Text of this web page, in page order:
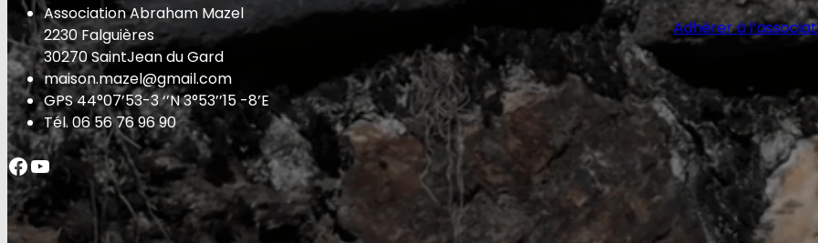
Association Abraham Mazel
2230 Falguières
30270 SaintJean du Gard
maison.mazel@gmail.com
GPS 44°07’53-3 ‘’N 3°53’’15 -8’E
Tél. 06 56 76 96 90
Facebook YouTube
Adhérer à